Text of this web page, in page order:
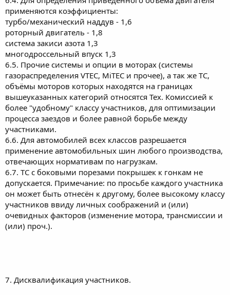
применяются коэффициенты:
турбо/механический наддув - 1,6
роторный двигатель - 1,8
система закиси азота 1,3
многодроссельный впуск 1,3
6.5. Прочие системы и опции в моторах (системы
газораспределения VTEC, MiTEC и прочее), а так же ТС,
объёмы моторов которых находятся на границах
вышеуказанных категорий относятся Тех. Комиссией к
более "удобному" классу участников, для оптимизации
процесса заездов и более равной борьбе между
участниками.
6.6. Для автомобилей всех классов разрешается
применение автомобильных шин любого производства,
отвечающих нормативам по нагрузкам.
6.7. ТС с боковыми порезами покрышек к гонкам не
допускается. Примечание: по просьбе каждого участника
он может быть отнесён к другому, более высокому классу
участников ввиду личных соображений и (или)
очевидных факторов (изменение мотора, трансмиссии и
(или) проч.).
7. Дисквалификация участников.